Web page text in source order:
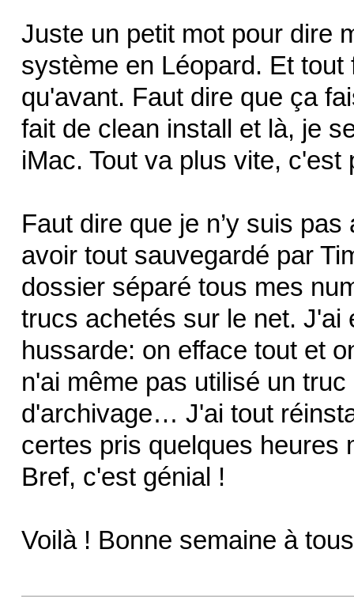
Juste un petit mot pour dire
système en Léopard. Et
qu'avant. Faut dire que ça
fait de clean install et là, je
iMac. Tout va plus vite,
Faut dire que je n’y suis
avoir tout sauvegardé par
dossier séparé tous mes
trucs achetés sur le net. J'ai
hussarde: on efface tout et
n'ai même pas utilisé un
d'archivage… J'ai tout
certes pris quelques heures
Bref, c'est génial !
Voilà ! Bonne semaine à